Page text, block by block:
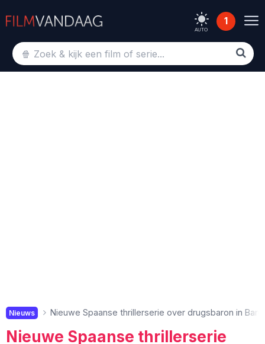
AUTO
1
Nieuws Nieuwe Spaanse thrillerserie over drugsbaron in
Nieuwe Spaanse thrillerserie